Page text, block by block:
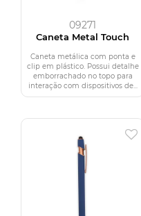
09271
Caneta Metal Touch
Caneta metálica com ponta e
clip em plástico. Possui detalhe
emborrachado no topo para
interação com dispositivos de...